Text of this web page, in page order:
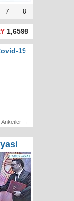
7 8
1,6598
19
Anketler →